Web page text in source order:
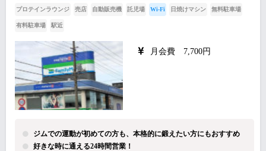
プロテインラウンジ 売店 自動販売機 託児場 Wi-Fi 日焼けマシン 無料駐車場
有料駐車場 駅近
月会費 7,700円
ジムでの運動が初めての方も、本格的に鍛えたい方にもおすすめ
好きな時に通える24時間営業！